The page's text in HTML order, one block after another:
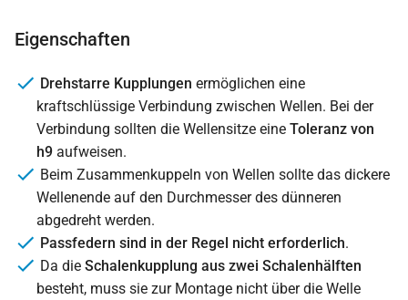
Eigenschaften
Drehstarre Kupplungen ermöglichen eine
kraftschlüssige Verbindung zwischen Wellen. Bei der
Verbindung sollten die Wellensitze eine Toleranz von
h9 aufweisen.
Beim Zusammenkuppeln von Wellen sollte das dickere
Wellenende auf den Durchmesser des dünneren
abgedreht werden.
Passfedern sind in der Regel nicht erforderlich.
Da die Schalenkupplung aus zwei Schalenhälften
besteht, muss sie zur Montage nicht über die Welle